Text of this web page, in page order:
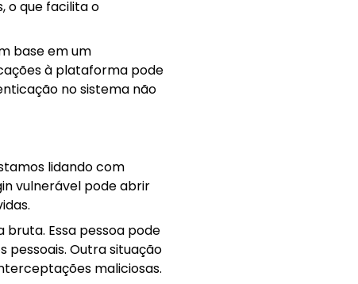
o que facilita o
base em um
à plataforma pode
no sistema não
lidando com
vulnerável pode abrir
Essa pessoa pode
Outra situação
maliciosas.